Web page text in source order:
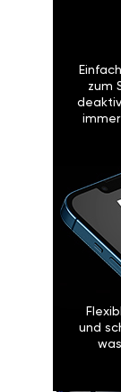
zum
und